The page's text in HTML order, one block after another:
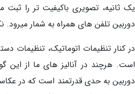
یک ثانیه، تصویری باکیفیت تر را
دوربین تلفن های همراه به شمار
در کنار تنظیمات اتوماتیک،
است. هرچند در آنالیز های ما از این
دوربین به حدی قدرتمند است که در